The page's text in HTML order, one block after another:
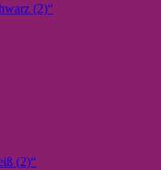
(2)“
(2)“